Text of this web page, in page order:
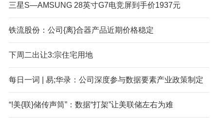
三星S—AMSUNG 28英寸G7电竞屏到手价1937元
铁流股份：公司{离}合器产品近期价格稳定
下周二出让3:宗住宅用地
每日一词 | 易;华录：公司深度参与数据要素产业政策制定
“!美{联}储传声筒”：数据“打架”让美联储左右为难